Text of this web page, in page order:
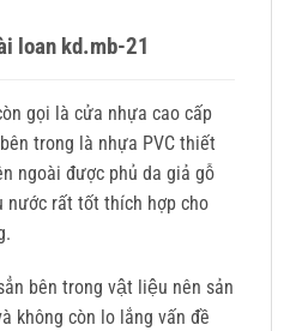
loan kd.mb-21
gọi là cửa nhựa cao cấp
trong là nhựa PVC thiết
ngoài được phủ da giả gỗ
nước rất tốt thích hợp cho
bên trong vật liệu nên sản
không còn lo lắng vấn đề